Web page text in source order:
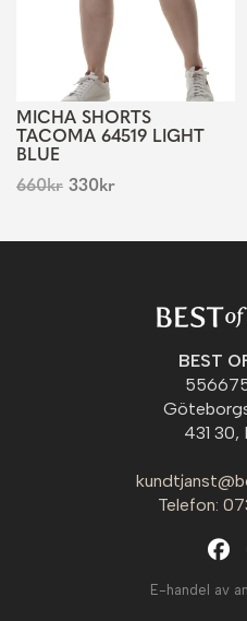
MICHA SHORTS
TACOMA 64519 LIGHT
BLUE
660kr 330kr
BEST
431 30,
Telefon:
E-handel av